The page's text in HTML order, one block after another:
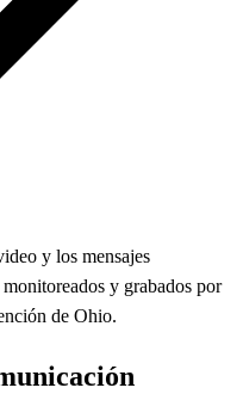
y los mensajes
y grabados por
de Ohio.